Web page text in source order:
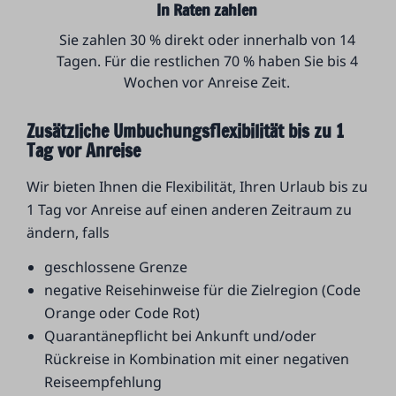
In Raten zahlen
Sie zahlen 30 % direkt oder innerhalb von 14
Tagen. Für die restlichen 70 % haben Sie bis 4
Wochen vor Anreise Zeit.
Zusätzliche Umbuchungsflexibilität bis zu 1
Tag vor Anreise
Wir bieten Ihnen die Flexibilität, Ihren Urlaub bis zu
1 Tag vor Anreise auf einen anderen Zeitraum zu
ändern, falls
geschlossene Grenze
negative Reisehinweise für die Zielregion (Code
Orange oder Code Rot)
Quarantänepflicht bei Ankunft und/oder
Rückreise in Kombination mit einer negativen
Reiseempfehlung